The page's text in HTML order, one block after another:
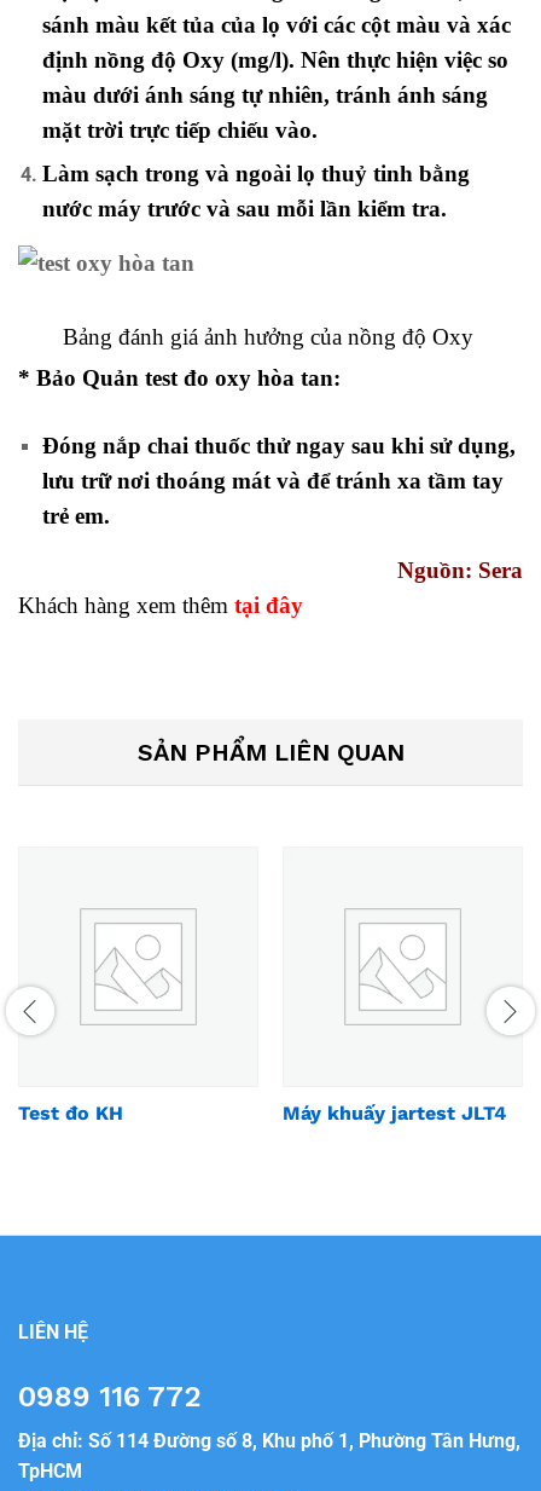
sánh màu kết tủa của lọ với các cột màu và xác
định nồng độ Oxy (mg/l). Nên thực hiện việc so
màu dưới ánh sáng tự nhiên, tránh ánh sáng
mặt trời trực tiếp chiếu vào.
Làm sạch trong và ngoài lọ thuỷ tinh bằng
nước máy trước và sau mỗi lần kiểm tra.
Bảng đánh giá ảnh hưởng của nồng độ Oxy
* Bảo Quản test đo oxy hòa tan:
Đóng nắp chai thuốc thử ngay sau khi sử dụng,
lưu trữ nơi thoáng mát và để tránh xa tầm tay
trẻ em.
Nguồn: Sera
Khách hàng xem thêm tại đây
SẢN PHẨM LIÊN QUAN
Test đo KH Máy khuấy jartest JLT4
LIÊN HỆ
0989 116 772
Địa chỉ: Số 114 Đường số 8, Khu phố 1, Phường Tân Hưng,
TpHCM